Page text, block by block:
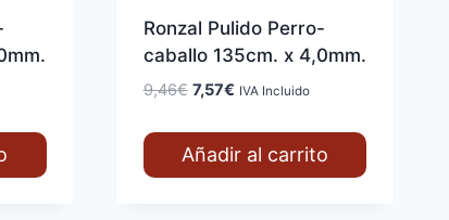
Ronzal Pulido Perro-
caballo 135cm. x 4,0mm.
9,46€ El
original
era:
7,57€El
actual
es:
IVA Incluido
Añadir al carrito